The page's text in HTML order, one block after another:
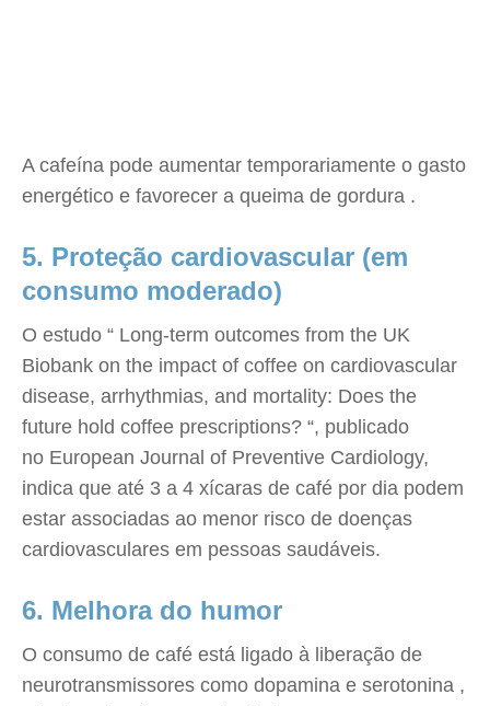
A cafeína pode aumentar temporariamente o gasto
energético e favorecer a queima de gordura .
5. Proteção cardiovascular (em
consumo moderado)
O estudo “ Long-term outcomes from the UK
Biobank on the impact of coffee on cardiovascular
disease, arrhythmias, and mortality: Does the
future hold coffee prescriptions? “, publicado
no European Journal of Preventive Cardiology,
indica que até 3 a 4 xícaras de café por dia podem
estar associadas ao menor risco de doenças
cardiovasculares em pessoas saudáveis.
6. Melhora do humor
O consumo de café está ligado à liberação de
neurotransmissores como dopamina e serotonina ,